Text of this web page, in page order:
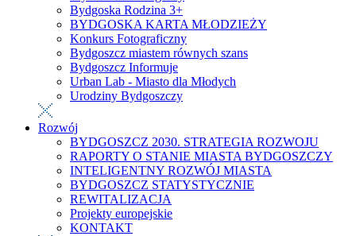
Bydgoska Rodzina 3+
BYDGOSKA KARTA MŁODZIEŻY
Konkurs Fotograficzny
Bydgoszcz miastem równych szans
Bydgoszcz Informuje
Urban Lab - Miasto dla Młodych
Urodziny Bydgoszczy
Rozwój
BYDGOSZCZ 2030. STRATEGIA ROZWOJU
RAPORTY O STANIE MIASTA BYDGOSZCZY
INTELIGENTNY ROZWÓJ MIASTA
BYDGOSZCZ STATYSTYCZNIE
REWITALIZACJA
Projekty europejskie
KONTAKT